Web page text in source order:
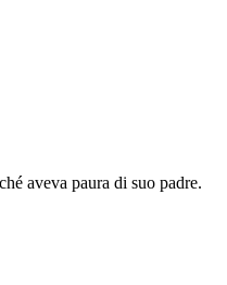
aveva paura di suo padre.